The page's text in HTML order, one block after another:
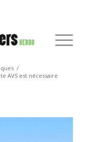
/
AVS est nécessaire